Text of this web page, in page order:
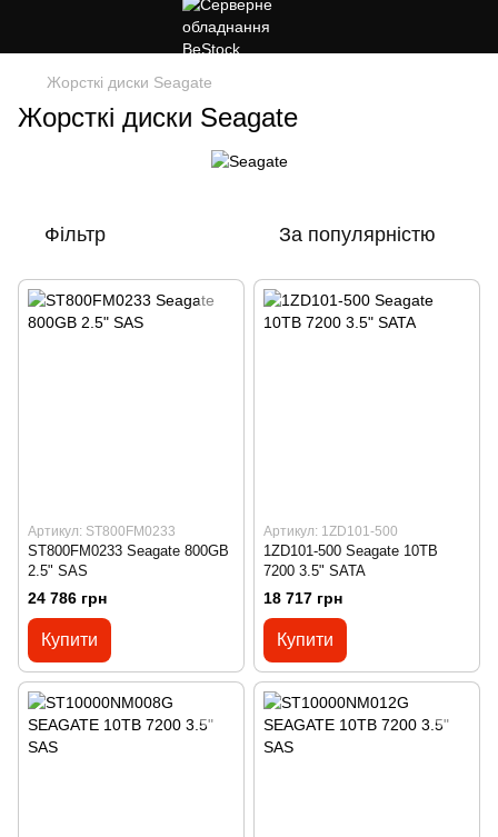
Жорсткі диски Seagate
Жорсткі диски Seagate
Фільтр За популярністю
Артикул: ST800FM0233
ST800FM0233 Seagate 800GB
2.5" SAS
24 786 грн
Купити
Артикул: 1ZD101-500
1ZD101-500 Seagate 10TB
7200 3.5" SATA
18 717 грн
Купити